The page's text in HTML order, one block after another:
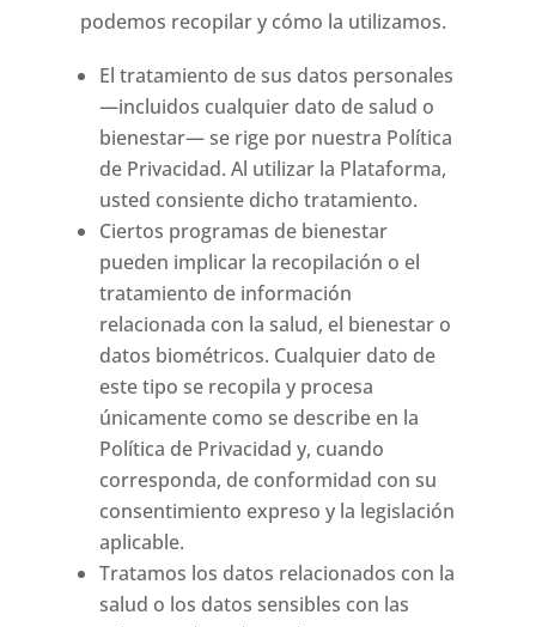
podemos recopilar y cómo la utilizamos.
El tratamiento de sus datos personales
—incluidos cualquier dato de salud o
bienestar— se rige por nuestra Política
de Privacidad. Al utilizar la Plataforma,
usted consiente dicho tratamiento.
Ciertos programas de bienestar
pueden implicar la recopilación o el
tratamiento de información
relacionada con la salud, el bienestar o
datos biométricos. Cualquier dato de
este tipo se recopila y procesa
únicamente como se describe en la
Política de Privacidad y, cuando
corresponda, de conformidad con su
consentimiento expreso y la legislación
aplicable.
Tratamos los datos relacionados con la
salud o los datos sensibles con las